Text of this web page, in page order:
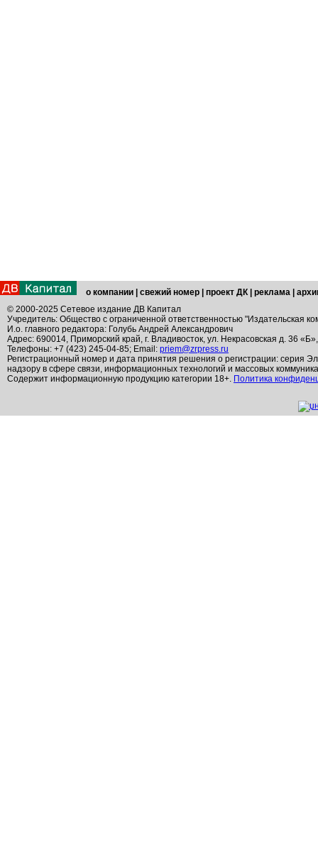
о компании свежий номер проект ДК реклама
© 2000-2025 Сетевое издание ДВ Капитал
Учредитель: Общество с ограниченной ответственностью "Издательская
И.о. главного редактора: Голубь Андрей Александрович
Адрес: 690014, Приморский край, г. Владивосток, ул. Некрасовская д. 36
Телефоны: +7 (423) 245-04-85; Email: priem@zrpress.ru
Регистрационный номер и дата принятия решения о регистрации: серия
надзору в сфере связи, информационных технологий и массовых
Содержит информационную продукцию категории 18+. Политика